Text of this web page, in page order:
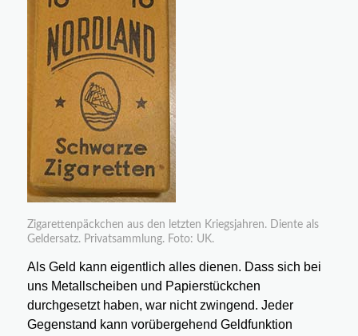
Zigarettenpäckchen aus den letzten Kriegsjahren. Diente als
Geldersatz. Privatsammlung. Foto: UK.
Als Geld kann eigentlich alles dienen. Dass sich bei
uns Metallscheiben und Papierstückchen
durchgesetzt haben, war nicht zwingend. Jeder
Gegenstand kann vorübergehend Geldfunktion